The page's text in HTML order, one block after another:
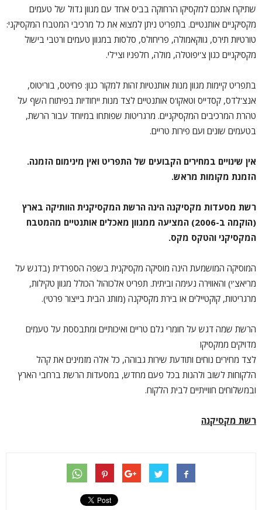
שתיקח אתכם למקסיקו הרחוקה בביס אחד עם מגוון גדול של טעמים
מקסיקניים אותנטיים. בתפריט ניתן למצוא את כל מרכיבי המטבח המקסיקני:
טורטיות תירס, גווקאמולה, פריחולס, סלסות במגוון טעמים ורטבי בישול
מקסיקניים כגון צ'יפוטלה, מולה, חלפניו וצי'לי.
בתפריט קיימות מגוון מנות אותנטיות זהות למקור כגון: פחיטס, בוריטוס,
אנצ'לדס, קסדייס וטאקו'ס אותנטיים לצד מנות ייחודיות בפיתוח השף על
טהרת המרכיבים המקסיקניים. מרגריטות שפותחו במיוחד עבור הרשת,
בטעמים שונים ועם פירות טריים.
אין שינויים במחירים הקבועים של התפריט ואין מינימום הזמנה.
הזמנת מקומות מראש.
רשת מסעדות מקסיקנה הינה הרשת המקסיקנית הוותיקה בארץ
(הוקמה ב-2006) המציעה ממגוון מאכלים אותנטיים מהמטבח
המקסיקני והטקס מקס.
המוסיקה המושמעת הינה מוסיקה מקסיקנית בשפה הספרדית (בדגש על
מריאצ'י) והאווירה נעימה וביתית. תפריט אלכוהול הכולל מגוון טקילות,
מרגריטות, קוקטיילים או בירת מקסיקנה (מותג הבית בייצור פרטי).
הרשת שמה דגש על חומרי גלם טריים ואיכותיים ומתבססת על טעמים
מדויקים ממקסיקו
לצד מחירים נוחים ותודעת שירות גבוהה, כל אלה מזמינים את קהל
הלקוחות לשוב ולהנות בכל פעם מחדש, במסעדות הרשת ברחבי הארץ
ובמשלוחים חווייתיים לבית הלקוח.
רשת מקסיקנה